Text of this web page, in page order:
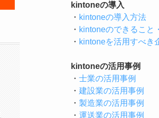
kintoneの導入
・ kintoneの導入方法
・ kintoneのできること
・ kintoneを活用すべき
kintoneの活用事例
・ 士業の活用事例
・ 建設業の活用事例
・ 製造業の活用事例
・ 運送業の活用事例